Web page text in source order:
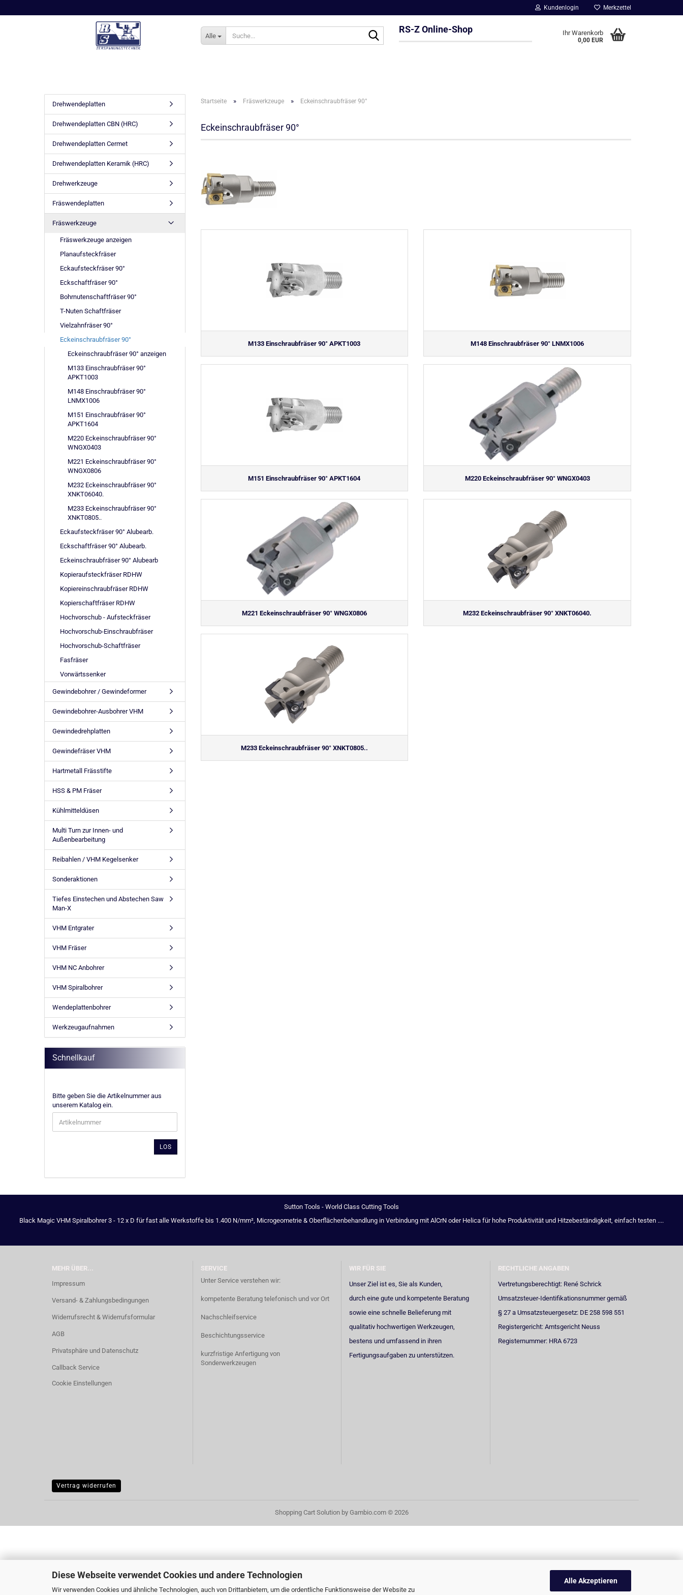
Diese Webseite verwendet Cookies und andere Technologien
Wir verwenden Cookies und ähnliche Technologien, auch von Drittanbietern, um die ordentliche Funktionsweise der Website zu
Alle Akzeptieren
Kundenlogin Merkzettel
Alle
Suche...RS-Z Online-Shop Ihr Warenkorb
0,00 EUR
Startseite » Fräswerkzeuge » Eckeinschraubfräser 90°
Eckeinschraubfräser 90°
M133 Einschraubfräser 90° APKT1003 M148 Einschraubfräser 90° LNMX1006
M151 Einschraubfräser 90° APKT1604 M220 Eckeinschraubfräser 90° WNGX0403
M221 Eckeinschraubfräser 90° WNGX0806 M232 Eckeinschraubfräser 90° XNKT06040.
M233 Eckeinschraubfräser 90° XNKT0805..
Drehwendeplatten
Drehwendeplatten CBN (HRC)
Drehwendeplatten Cermet
Drehwendeplatten Keramik (HRC)
Drehwerkzeuge
Fräswendeplatten
Fräswerkzeuge
Fräswerkzeuge anzeigen
Planaufsteckfräser
Eckaufsteckfräser 90°
Eckschaftfräser 90°
Bohrnutenschaftfräser 90°
T-Nuten Schaftfräser
Vielzahnfräser 90°
Eckeinschraubfräser 90°
Eckeinschraubfräser 90° anzeigen
M133 Einschraubfräser 90°
APKT1003
M148 Einschraubfräser 90°
LNMX1006
M151 Einschraubfräser 90°
APKT1604
M220 Eckeinschraubfräser 90°
WNGX0403
M221 Eckeinschraubfräser 90°
WNGX0806
M232 Eckeinschraubfräser 90°
XNKT06040.
M233 Eckeinschraubfräser 90°
XNKT0805..
Eckaufsteckfräser 90° Alubearb.
Eckschaftfräser 90° Alubearb.
Eckeinschraubfräser 90° Alubearb
Kopieraufsteckfräser RDHW
Kopiereinschraubfräser RDHW
Kopierschaftfräser RDHW
Hochvorschub - Aufsteckfräser
Hochvorschub-Einschraubfräser
Hochvorschub-Schaftfräser
Fasfräser
Vorwärtssenker
Gewindebohrer / Gewindeformer
Gewindebohrer-Ausbohrer VHM
Gewindedrehplatten
Gewindefräser VHM
Hartmetall Frässtifte
HSS & PM Fräser
Kühlmitteldüsen
Multi Turn zur Innen- und
Außenbearbeitung
Reibahlen / VHM Kegelsenker
Sonderaktionen
Tiefes Einstechen und Abstechen Saw
Man-X
VHM Entgrater
VHM Fräser
VHM NC Anbohrer
VHM Spiralbohrer
Wendeplattenbohrer
Werkzeugaufnahmen
Schnellkauf
BITTE
GEBEN
SIE
DIE
ARTIKELNUMMER
Bitte geben Sie die Artikelnummer aus
unserem Katalog ein.
LOS
Sutton Tools - World Class Cutting Tools
Black Magic VHM Spiralbohrer 3 - 12 x D für fast alle Werkstoffe bis 1.400 N/mm², Microgeometrie & Oberflächenbehandlung in Verbindung mit AlCrN oder Helica für hohe Produktivität und Hitzebeständigkeit, einfach testen ....
MEHR ÜBER...
Impressum
Versand- & Zahlungsbedingungen
Widerrufsrecht & Widerrufsformular
AGB
Privatsphäre und Datenschutz
Callback Service
Cookie Einstellungen
SERVICE
Unter Service verstehen wir:
kompetente Beratung telefonisch und vor Ort
Nachschleifservice
Beschichtungsservice
kurzfristige Anfertigung von
Sonderwerkzeugen
WIR FÜR SIE
Unser Ziel ist es, Sie als Kunden,
durch eine gute und kompetente Beratung
sowie eine schnelle Belieferung mit
qualitativ hochwertigen Werkzeugen,
bestens und umfassend in ihren
Fertigungsaufgaben zu unterstützen.
RECHTLICHE ANGABEN
Vertretungsberechtigt: René Schrick
Umsatzsteuer-Identifikationsnummer gemäß
§ 27 a Umsatzsteuergesetz: DE 258 598 551
Registergericht: Amtsgericht Neuss
Registernummer: HRA 6723
Vertrag widerrufen
Shopping Cart Solutionby Gambio.com © 2026